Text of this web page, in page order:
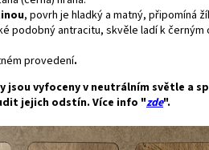
, povrh je hladký a matný, připomíná
podobný antracitu, skvěle ladí k černým
provedení.
jsou vyfoceny v neutrálním světle a
jejich odstín. Více info "zde".